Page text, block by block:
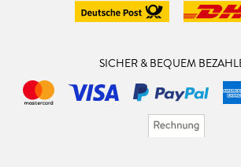
SICHER & BEQUEM